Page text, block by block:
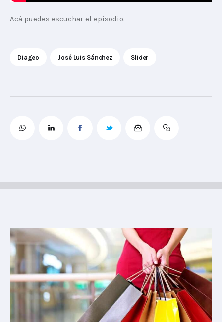
Acá puedes escuchar el episodio.
Diageo José Luis Sánchez Slider